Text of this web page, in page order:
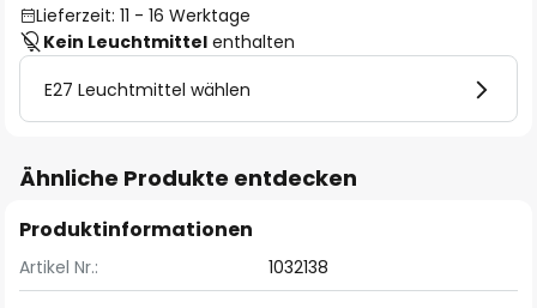
Lieferzeit: 11 - 16 Werktage
Kein Leuchtmittel enthalten
E27 Leuchtmittel wählen
Ähnliche Produkte entdecken
Produktinformationen
Artikel Nr.: 1032138